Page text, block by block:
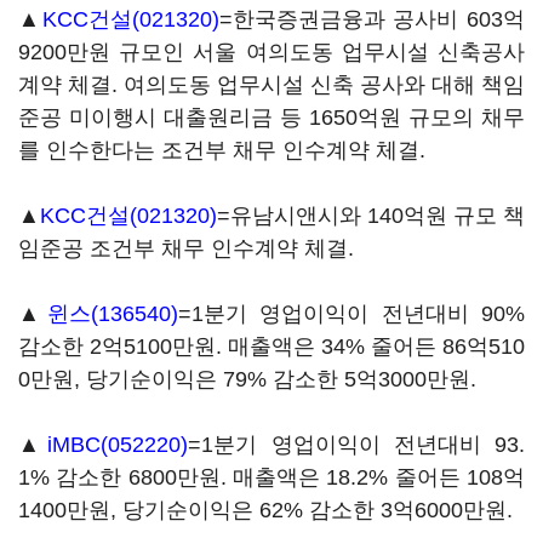
▲ KCC건설(021320)=한국증권금융과 공사비 603억
9200만원 규모인 서울 여의도동 업무시설 신축공사
계약 체결. 여의도동 업무시설 신축 공사와 대해 책임
준공 미이행시 대출원리금 등 1650억원 규모의 채무
를 인수한다는 조건부 채무 인수계약 체결.
▲ KCC건설(021320)=유남시앤시와 140억원 규모 책
임준공 조건부 채무 인수계약 체결.
▲ 윈스(136540)=1분기 영업이익이 전년대비 90%
감소한 2억5100만원. 매출액은 34% 줄어든 86억510
0만원, 당기순이익은 79% 감소한 5억3000만원.
▲ iMBC(052220)=1분기 영업이익이 전년대비 93.
1% 감소한 6800만원. 매출액은 18.2% 줄어든 108억
1400만원, 당기순이익은 62% 감소한 3억6000만원.